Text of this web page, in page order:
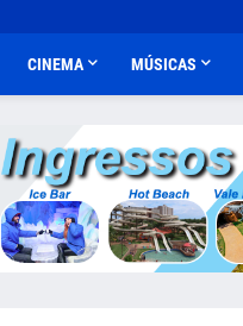
CINEMA MÚSICAS